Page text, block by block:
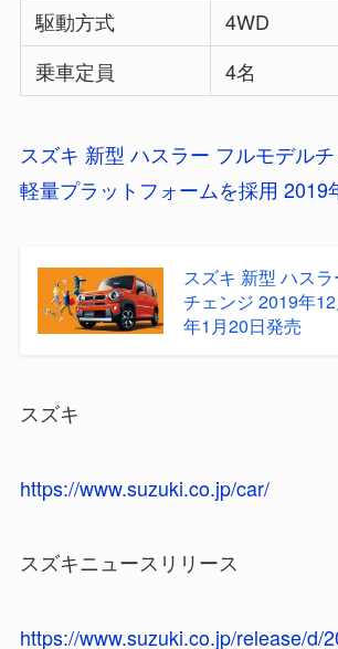
駆動方式
4WD
乗車定員
4名
スズキ 新型 ハスラー フルモデル
軽量プラットフォームを採用 2019
スズキ 新型 ハス
チェンジ 2019年
年1月20日発売
スズキ
https://www.suzuki.co.jp/car/
スズキニュースリリース
https://www.suzuki.co.jp/release/d/